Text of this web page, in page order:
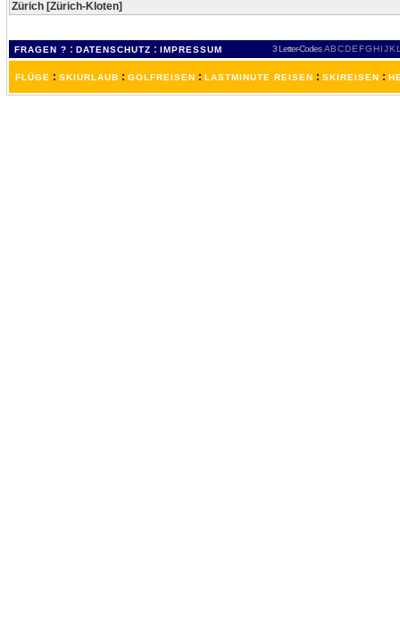
Zürich [Zürich-Kloten]
FRAGEN ? : DATENSCHUTZ : IMPRESSUM 3 Letter-Codes ABCDEFGH IJKL
FLÜGE : SKIURLAUB : GOLFREISEN : LASTMINUTE REISEN : SKIREISEN :